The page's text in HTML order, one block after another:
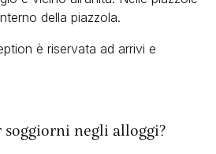
della piazzola.
è riservata ad arrivi e
negli alloggi?